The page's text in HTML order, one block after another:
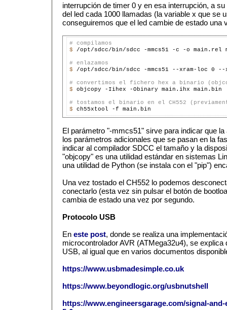
interrupción de timer 0 y en esa interrupción, a
del led cada 1000 llamadas (la variable x que se
conseguiremos que el led cambie de estado una
# compilamos
$ /opt/sdcc/bin/sdcc -mmcs51 -c -o main.rel
# enlazamos
$ /opt/sdcc/bin/sdcc -mmcs51 --xram-loc 0
# convertimos el fichero hex a binario
$ objcopy -Iihex -Obinary main.ihx main.bin
# tostamos el binario en el CH552
$
El parámetro "-mmcs51" sirve para indicar que
los parámetros adicionales que se pasan en la
indicar al compilador SDCC el tamaño y la
"objcopy" es una utilidad estándar en sistemas
una utilidad de Python (se instala con el "pip")
Una vez tostado el CH552 lo podemos
conectarlo (esta vez sin pulsar el botón de
cambia de estado una vez por segundo.
Protocolo USB
En este post, donde se realiza una
microcontrolador AVR (ATMega32u4), se
USB, al igual que en varios documentos
https://www.usbmadesimple.co.uk
https://www.beyondlogic.org/usbnutshell
https://www.engineersgarage.com/signal-